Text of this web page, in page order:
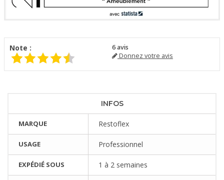
Note : 6avis
Donnez votre avis
INFOS
MARQUE Restoflex
USAGE Professionnel
EXPÉDIÉ SOUS 1 à 2 semaines